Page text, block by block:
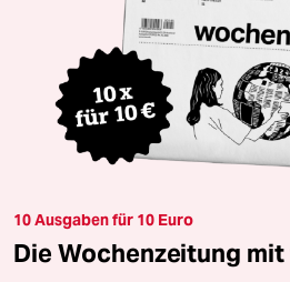
10 Ausgaben für 10 Euro
Die Wochenzeitung